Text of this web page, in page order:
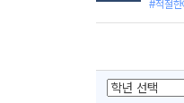
#적절